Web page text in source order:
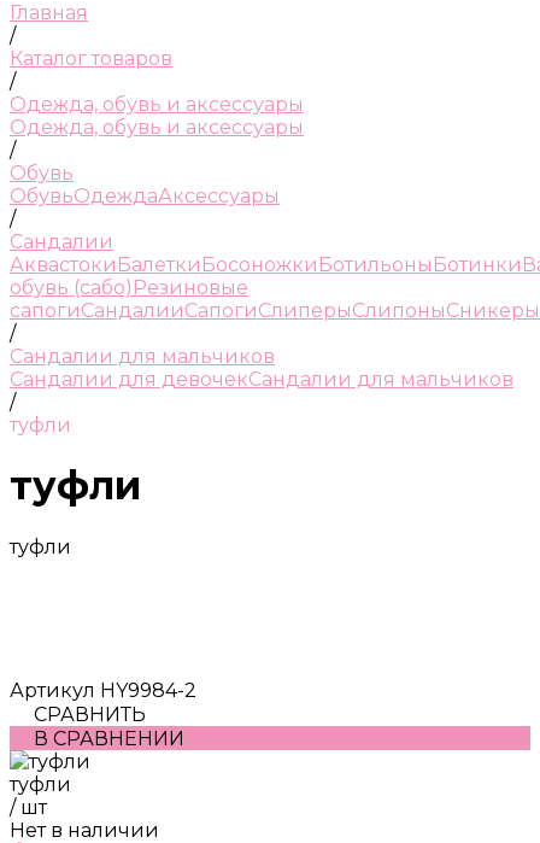
Главная
/
Каталог товаров
/
Одежда, обувь и аксессуары
Одежда, обувь и аксессуары
/
Обувь
ОбувьОдеждаАксессуары
/
Сандалии
Аквастоки Балетки Босоножки Ботильоны Ботинки
обувь (сабо) Резиновые
сапогиСандалииСапогиСлиперыСлипоныСникеры
/
Сандалии для мальчиков
Сандалии для девочекСандалии для мальчиков
/
туфли
туфли
туфли
Артикул HY9984-2
СРАВНИТЬ
В СРАВНЕНИИ
туфли
/ шт
Нет в наличии